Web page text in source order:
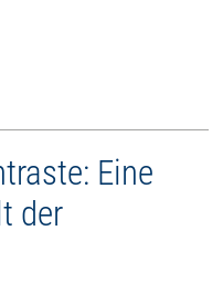
Eine
der